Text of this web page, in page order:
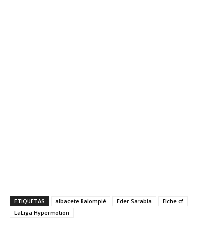
ETIQUETAS albacete Balompié Eder Sarabia
Elche cf
LaLiga Hypermotion